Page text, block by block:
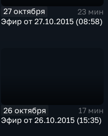
27 октября
23 мин
Эфир от 27.10.2015 (08:58)
26 октября
17 мин
Эфир от 26.10.2015 (15:35)